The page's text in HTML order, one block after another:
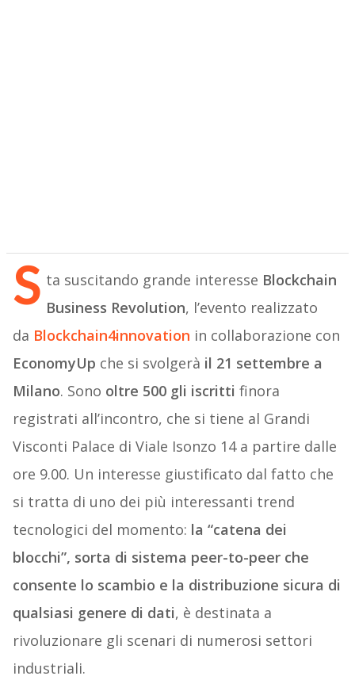
S ta suscitando grande interesse Blockchain
Business Revolution, l’evento realizzato
da Blockchain4innovation in collaborazione con
EconomyUp che si svolgerà il 21 settembre a
Milano. Sono oltre 500 gli iscritti finora
registrati all’incontro, che si tiene al Grandi
Visconti Palace di Viale Isonzo 14 a partire dalle
ore 9.00. Un interesse giustificato dal fatto che
si tratta di uno dei più interessanti trend
tecnologici del momento: la “catena dei
blocchi”, sorta di sistema peer-to-peer che
consente lo scambio e la distribuzione sicura di
qualsiasi genere di dati, è destinata a
rivoluzionare gli scenari di numerosi settori
industriali.